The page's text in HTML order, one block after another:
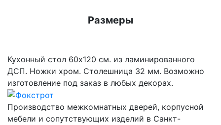
Размеры
Кухонный стол 60х120 см. из ламинированного
ДСП. Ножки хром. Столешница 32 мм. Возможно
изготовление под заказ в любых декорах.
Производство межкомнатных дверей, корпусной
мебели и сопутствующих изделий в Санкт-